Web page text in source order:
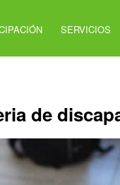
SERVICIOS
de